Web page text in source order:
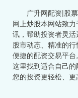
广升网配资|股
网上炒股本网站致
讯，帮助投资者灵
股市动态、精准的行
便捷的配资交易平
这里找到适合自己
您的投资更轻松、更